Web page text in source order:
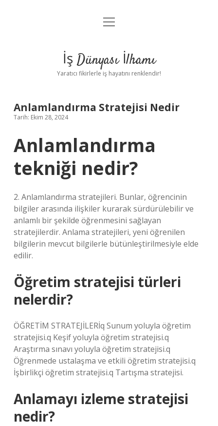
Anasayfa
Yasal Uyarı
menüyü
İş Dünyası İlhamı
Yaratıcı fikirlerle iş hayatını renklendir!
Anlamlandırma Stratejisi Nedir
Tarih: Ekim 28, 2024
Anlamlandırma
tekniği nedir?
2. Anlamlandırma stratejileri. Bunlar, öğrencinin
bilgiler arasında ilişkiler kurarak sürdürülebilir ve
anlamlı bir şekilde öğrenmesini sağlayan
stratejilerdir. Anlama stratejileri, yeni öğrenilen
bilgilerin mevcut bilgilerle bütünleştirilmesiyle elde
edilir.
Öğretim stratejisi türleri
nelerdir?
ÖĞRETİM STRATEJİLERİq Sunum yoluyla öğretim
stratejisi.q Keşif yoluyla öğretim stratejisi.q
Araştırma sınavı yoluyla öğretim stratejisi.q
Öğrenmede ustalaşma ve etkili öğretim stratejisi.q
İşbirlikçi öğretim stratejisi.q Tartışma stratejisi.
Anlamayı izleme stratejisi
nedir?